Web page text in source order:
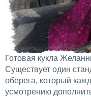
Готовая кукла
Существует один
оберега, который
усмотрению